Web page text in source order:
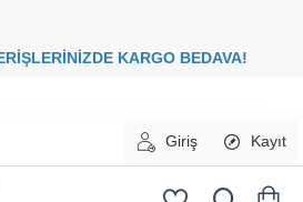
KARGO
Giriş Kayıt